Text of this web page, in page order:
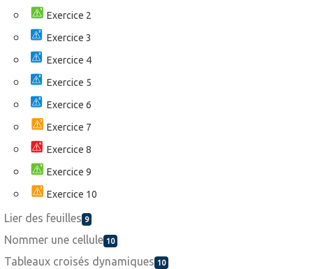
Exercice 2
Exercice 3
Exercice 4
Exercice 5
Exercice 6
Exercice 7
Exercice 8
Exercice 9
Exercice 10
Lier des feuilles 9
Nommer une cellule 10
Tableaux croisés dynamiques 10